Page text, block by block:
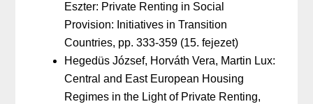
Eszter: Private Renting in Social
Provision: Initiatives in Transition
Countries, pp. 333-359 (15. fejezet)
Hegedüs József, Horváth Vera, Martin Lux:
Central and East European Housing
Regimes in the Light of Private Renting,